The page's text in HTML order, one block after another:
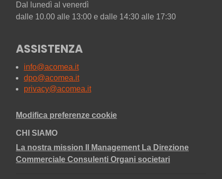
Dal lunedì al venerdì
dalle 10.00 alle 13:00 e dalle 14:30 alle 17:30
ASSISTENZA
info@acomea.it
dpo@acomea.it
privacy@acomea.it
Modifica preferenze cookie
CHI SIAMO
La nostra mission
Il Management La Direzione
Commerciale Consulenti Organi societari